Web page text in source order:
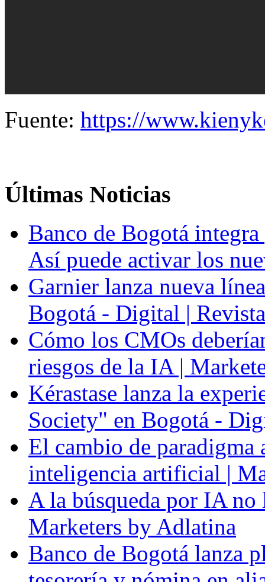
Fuente: https://
Últimas Noticias
Banco de Bogotá
Así puede activar los
Garnier lanza nueva
Bogotá - Digital |
Cómo los CMOs
riesgos de la IA |
Kérastase lanza la
Society" en Bogotá -
El cambio de paradigma
inteligencia artificial |
A la búsqueda por IA
Marketers by Adlatina
Banco de Bogotá lanza